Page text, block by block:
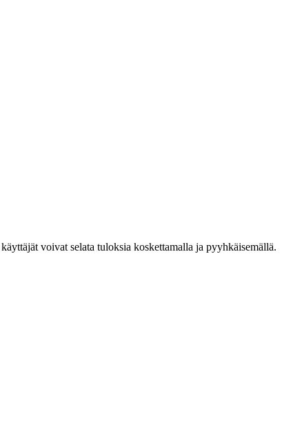
voivat selata tuloksia koskettamalla ja pyyhkäisemällä.